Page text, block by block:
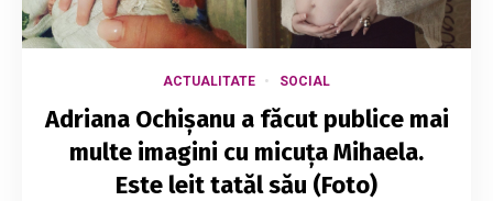
ACTUALITATE SOCIAL
Adriana Ochișanu a făcut publice mai
multe imagini cu micuța Mihaela.
Este leit tatăl său (Foto)